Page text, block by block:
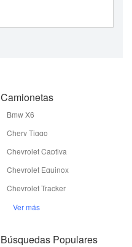
Camionetas
Bmw X6
Chery Tiggo
Chevrolet Captiva
Chevrolet Equinox
Chevrolet Tracker
Ver más
Búsquedas Populares